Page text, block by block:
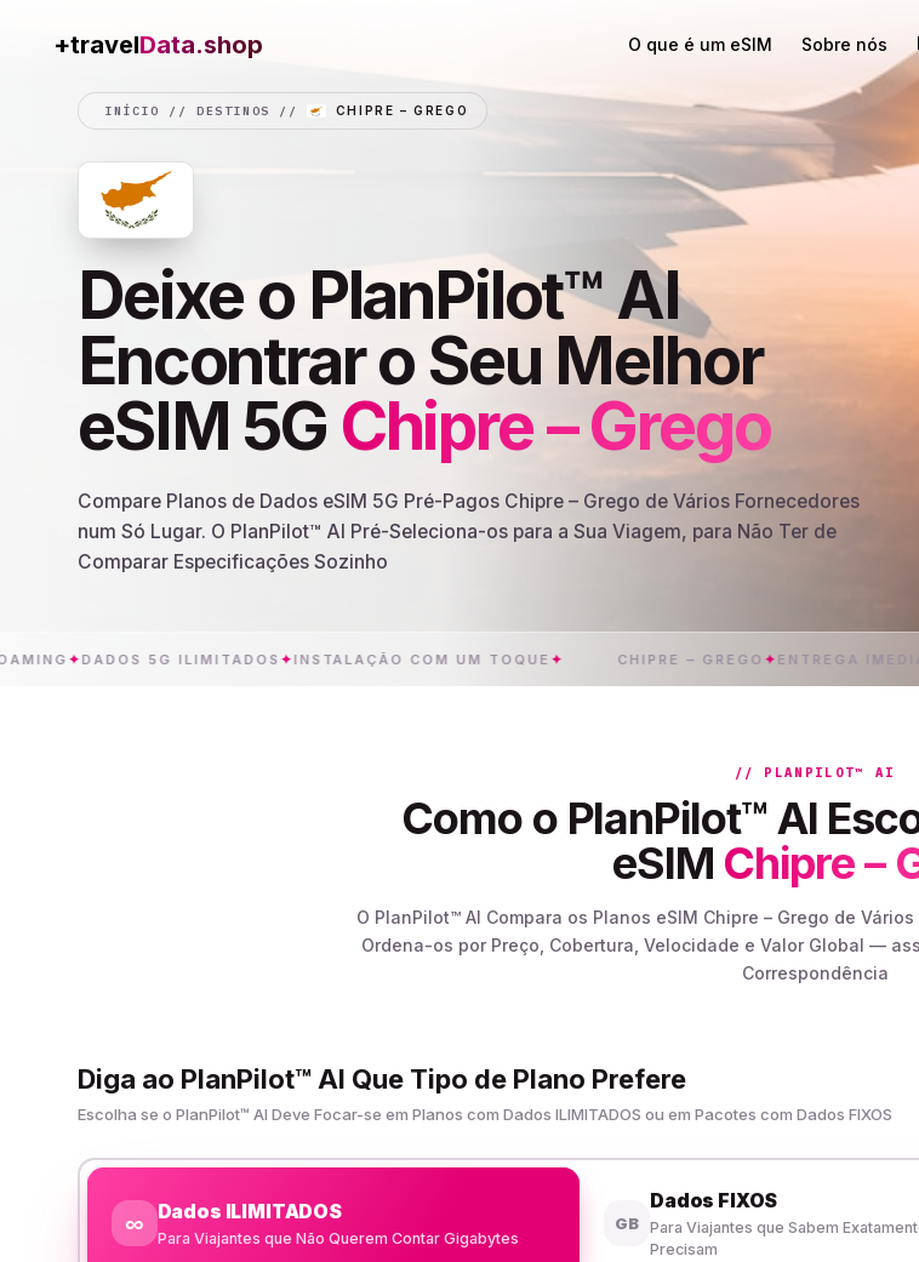
+travelConnection O que é um eSIM Sobre nós
INÍCIO //DESTINOS // CHIPRE – GREGO
Deixe o PlanPilot™ AI
Encontrar o Seu Melhor
eSIM 5G Chipre – Grego
Compare Planos de Dados eSIM 5G Pré-Pagos Chipre – Grego de Vários Fornecedores
num Só Lugar. O PlanPilot™ AI Pré-Seleciona-os para a Sua Viagem, para Não Ter de
Comparar Especificações Sozinho
✦DADOS 5G ILIMITADOS ✦INSTALAÇÃO COM UM TOQUE ✦ CHIPRE – GREGO ✦ENTREGA IMEDIATA ✦
// PLANPILOT™ AI
Como o PlanPilot™ AI
eSIM Chipre –
O PlanPilot™ AI Compara os Planos eSIM Chipre – Grego de
Ordena-os por Preço, Cobertura, Velocidade e Valor Global —
Correspondência
Diga ao PlanPilot™ AI Que Tipo de Plano Prefere
Escolha se o PlanPilot™ AI Deve Focar-se em Planos com Dados ILIMITADOS ou em Pacotes com Dados FIXOS
∞ Dados ILIMITADOS
Para Viajantes que Não Querem Contar Gigabytes
GB
Dados FIXOS
Para Viajantes que Sabem
Precisam